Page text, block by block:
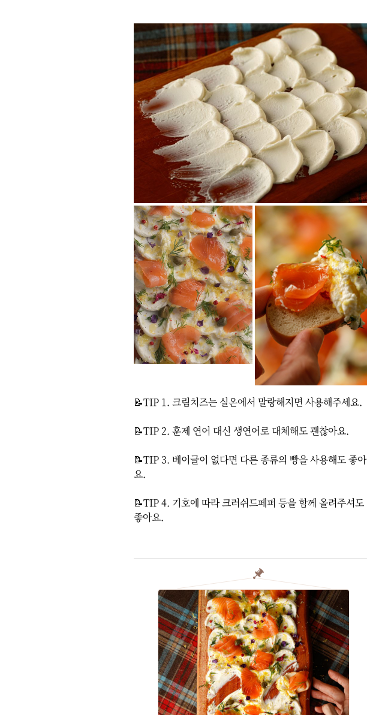
📝TIP 1. 크림치즈는 실온에서 말랑해지면 사용해주세요.
📝TIP 2. 훈제 연어 대신 생연어로 대체해도 괜찮아요.
📝TIP 3. 베이글이 없다면 다른 종류의 빵을 사용해도 좋아
요.
📝TIP 4. 기호에 따라 크러쉬드페퍼 등을 함께 올려주셔도
좋아요.